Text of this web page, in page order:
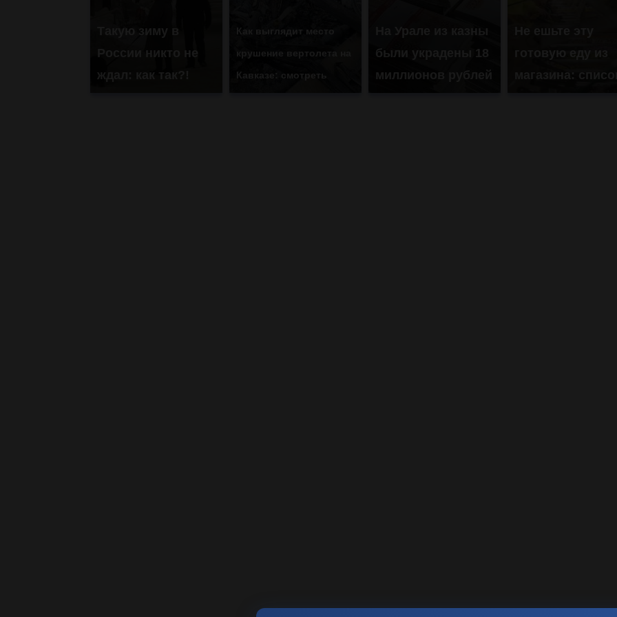
Такую зиму в
России никто не
ждал: как так?!
Как выглядит место
крушение вертолета на
Кавказе: смотреть
На Урале из казны
были украдены 18
миллионов рублей
Не ешьте эту